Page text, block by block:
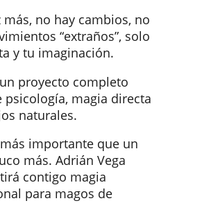
más, no hay cambios, no
“extraños”, solo
y tu imaginación.
proyecto completo
psicología, magia directa
naturales.
importante que un
más. Adrián Vega
contigo magia
para magos de